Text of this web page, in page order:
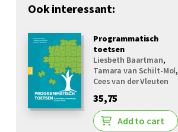
Ook interessant:
Programmatisch
toetsen
Liesbeth Baartman,
Tamara van Schilt-Mol,
Cees van der Vleuten
35,75
Add to cart